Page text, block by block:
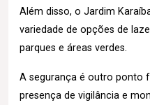
Além disso, o Jardim
variedade de opções de
parques e áreas verdes.
A segurança é outro ponto
presença de vigilância e